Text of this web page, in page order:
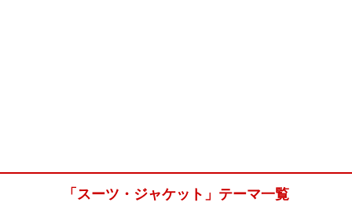
「スーツ・ジャケット」テーマ一覧